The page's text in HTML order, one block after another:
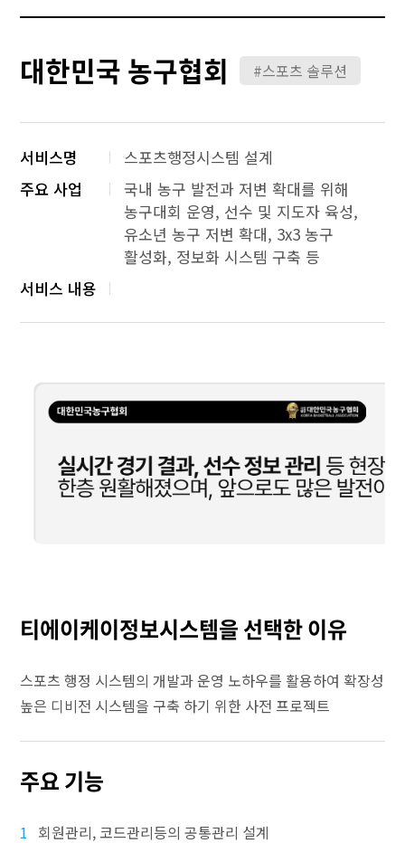
대한민국 농구협회 #스포츠 솔루션
서비스명
스포츠행정시스템 설계
주요 사업
국내 농구 발전과 저변 확대를 위해
농구대회 운영, 선수 및 지도자 육성,
유소년 농구 저변 확대, 3x3 농구
활성화, 정보화 시스템 구축 등
서비스 내용
티에이케이정보시스템을 선택한 이유
스포츠 행정 시스템의 개발과 운영 노하우를 활용하여 확장성
높은 디비전 시스템을 구축 하기 위한 사전 프로젝트
주요 기능
1 회원관리, 코드관리등의 공통관리 설계